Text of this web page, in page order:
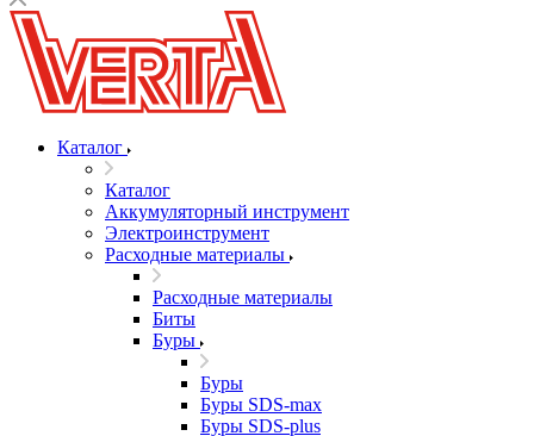
Каталог
Каталог
Аккумуляторный инструмент
Электроинструмент
Расходные материалы
Расходные материалы
Биты
Буры
Буры
Буры SDS-max
Буры SDS-plus